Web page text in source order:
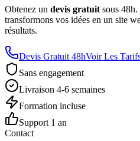
Obtenez un devis gratuit sous
transformons vos idées en un site
résultats.
Devis Gratuit 48hVoir Les
Sans engagement
Livraison 4-6 semaines
Formation incluse
Support 1 an
Contact